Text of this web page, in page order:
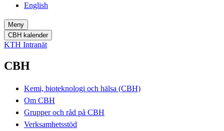
English
Meny
CBH kalender
KTH Intranät
CBH
Kemi, bioteknologi och hälsa (CBH)
Om CBH
Grupper och råd på CBH
Verksamhetsstöd